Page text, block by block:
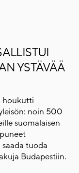
YSTÄVÄÄ
houkutti
noin 500
suomalaisen
tuoda
Budapestiin.